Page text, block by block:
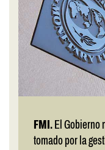
FMI. El Gobierno
tomado por la